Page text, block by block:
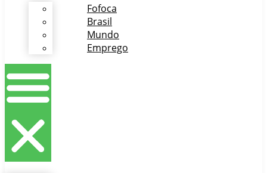
Fofoca
Brasil
Mundo
Emprego